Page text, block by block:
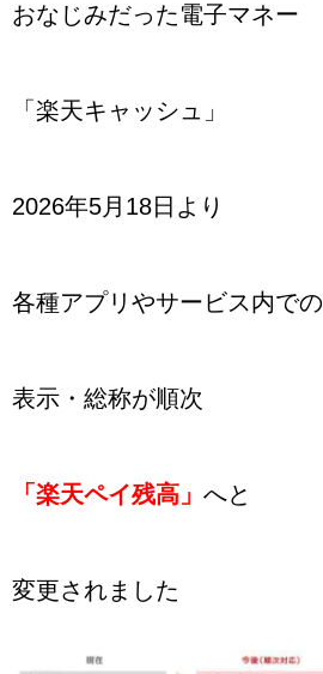
おなじみだった電子マネー
「楽天キャッシュ」
2026年5月18日より
各種アプリやサービス内での
表示・総称が順次
「楽天ペイ残高」 へと
変更されました